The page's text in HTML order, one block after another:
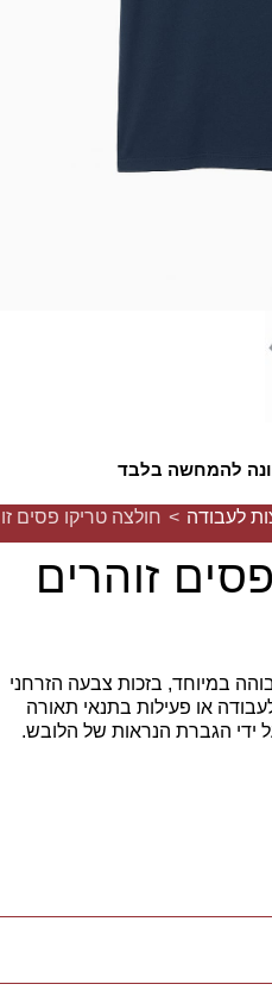
להמחשה בלבד
לעבודה > חולצה טריקו פסים
זוהרים
במיוחד, בזכות צבעה הזרחני
או פעילות בתנאי תאורה
ידי הגברת הנראות של הלובש.